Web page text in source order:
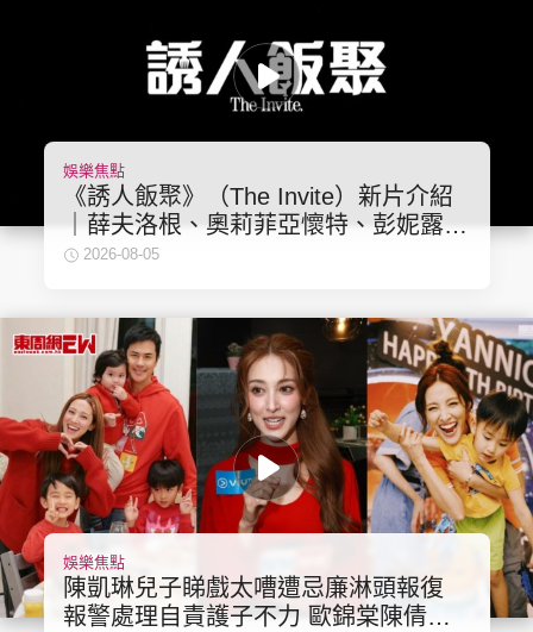
娛樂焦點
《誘人飯聚》（The Invite）新片介紹
｜薛夫洛根、奧莉菲亞懷特、彭妮露古
絲、愛德華諾頓主演，奧莉菲亞懷特執
2026-08-05
娛樂焦點
陳凱琳兒子睇戲太嘈遭忌廉淋頭報復
報警處理自責護子不力 歐錦棠陳倩揚